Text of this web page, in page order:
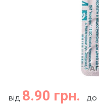
від 8.90 грн. до